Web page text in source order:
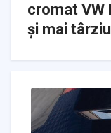
cromat VW
și mai târziu